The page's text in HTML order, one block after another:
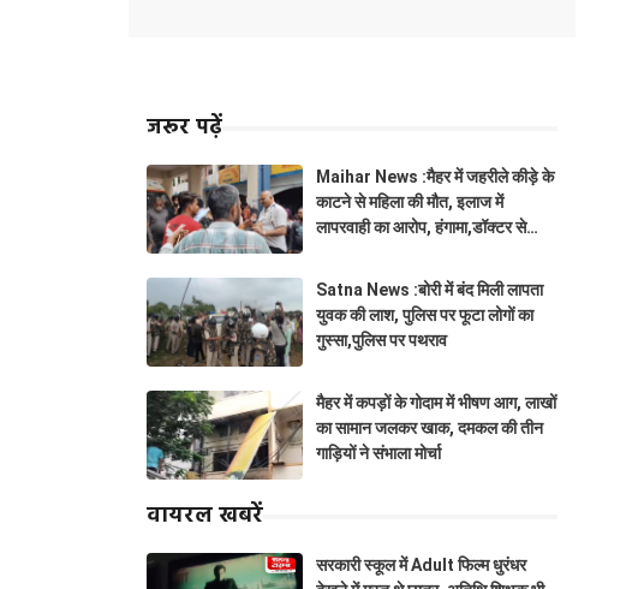
जरूर पढ़ें
Maihar News :मैहर में जहरीले कीड़े के
काटने से महिला की मौत, इलाज में
लापरवाही का आरोप, हंगामा,डॉक्टर से
Satna News :बोरी में बंद मिली लापता
युवक की लाश, पुलिस पर फूटा लोगों का
गुस्सा,पुलिस पर पथराव
मैहर में कपड़ों के गोदाम में भीषण आग, लाखों
का सामान जलकर खाक, दमकल की तीन
गाड़ियों ने संभाला मोर्चा
वायरल खबरें
सरकारी स्कूल में Adult फिल्म धुरंधर